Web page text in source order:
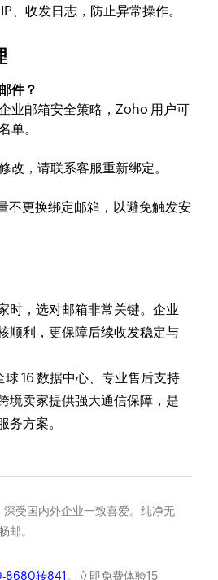
、收发日志，防止异常操作。
件？
业邮箱安全策略，Zoho 用户可
单。
改，请联系客服重新绑定。
不更换绑定邮箱，以避免触发安
时，选对邮箱非常关键。企业
顺利，更保障后续收发稳定与
球 16 数据中心、专业售后支持
境卖家提供强大通信保障，是
务方案。
深受国内外企业一致喜爱。纯净无
邮。
转841 。立即免费体验15